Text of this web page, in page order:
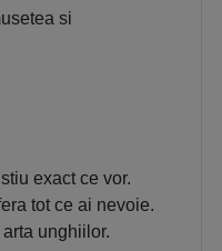
si
exact ce vor.
tot ce ai nevoie.
unghiilor.